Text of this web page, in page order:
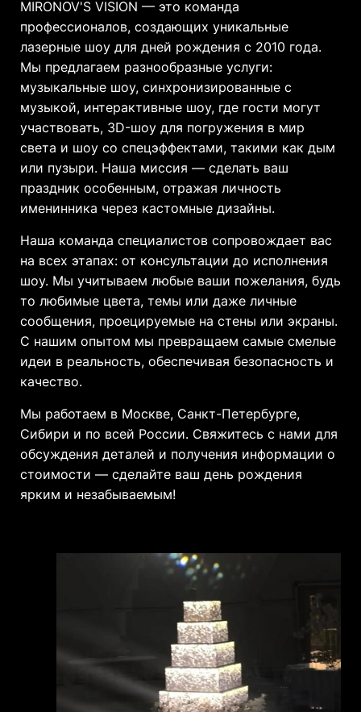
MIRONOV'S VISION — это команда
профессионалов, создающих уникальные
лазерные шоу для дней рождения с 2010 года.
Мы предлагаем разнообразные услуги:
музыкальные шоу, синхронизированные с
музыкой, интерактивные шоу, где гости могут
участвовать, 3D-шоу для погружения в мир
света и шоу со спецэффектами, такими как дым
или пузыри. Наша миссия — сделать ваш
праздник особенным, отражая личность
именинника через кастомные дизайны.
Наша команда специалистов сопровождает вас
на всех этапах: от консультации до исполнения
шоу. Мы учитываем любые ваши пожелания, будь
то любимые цвета, темы или даже личные
сообщения, проецируемые на стены или экраны.
С нашим опытом мы превращаем самые смелые
идеи в реальность, обеспечивая безопасность и
качество.
Мы работаем в Москве, Санкт-Петербурге,
Сибири и по всей России. Свяжитесь с нами для
обсуждения деталей и получения информации о
стоимости — сделайте ваш день рождения
ярким и незабываемым!